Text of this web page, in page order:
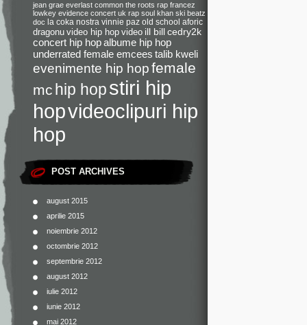
jean grae everlast common the roots rap francez
lowkey evidence concert uk rap soul khan ski beatz
doc la coka nostra vinnie paz old school aforic
dragonu video hip hop video ill bill cedry2k
concert hip hopalbume hip hop
underrated female emcees talib kweli
evenimente hip hopfemale
mc hip hopstiri hip
hopvideoclipuri hip
hop
POST ARCHIVES
august 2015
aprilie 2015
noiembrie 2012
octombrie 2012
septembrie 2012
august 2012
iulie 2012
iunie 2012
mai 2012